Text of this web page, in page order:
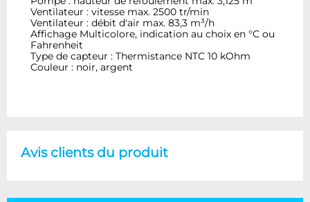
Ventilateur : vitesse max. 2500 tr/min
Ventilateur : débit d'air max. 83,3 m³/h
Affichage Multicolore, indication au choix en °C ou
Fahrenheit
Type de capteur : Thermistance NTC 10 kOhm
Couleur : noir, argent
Avis clients du produit